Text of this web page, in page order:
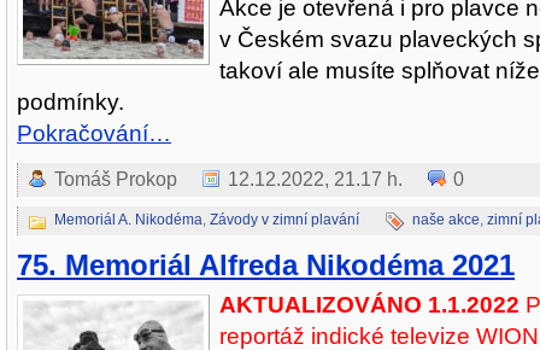
Akce je otevřená i pro plavce
v Českém svazu plaveckých
takoví ale musíte splňovat
podmínky.
Pokračování…
Tomáš Prokop 12.12.2022, 21.17 h. 0
Memoriál A. Nikodéma Závody v zimní plavání naše akce zimní
75. Memoriál Alfreda Nikodéma 2021
AKTUALIZOVÁNO 1.1.2022
reportáž indické televize